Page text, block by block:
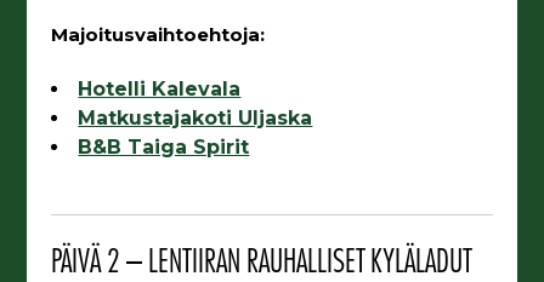
Majoitusvaihtoehtoja:
Hotelli Kalevala
Matkustajakoti Uljaska
B&B Taiga Spirit
PÄIVÄ 2 – LENTIIRAN RAUHALLISET KYLÄLADUT